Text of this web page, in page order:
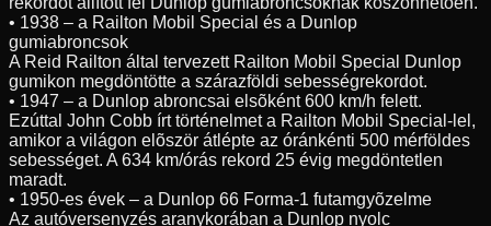
• 1938 – a Railton Mobil Special és a Dunlop
gumiabroncsok
A Reid Railton által tervezett Railton Mobil Special Dunlop
gumikon megdöntötte a szárazföldi sebességrekordot.
• 1947 – a Dunlop abroncsai elsõként 600 km/h felett.
Ezúttal John Cobb írt történelmet a Railton Mobil Special-lel,
amikor a világon elõször átlépte az óránkénti 500 mérföldes
sebességet. A 634 km/órás rekord 25 évig megdöntetlen
maradt.
• 1950-es évek – a Dunlop 66 Forma-1 futamgyõzelme
Az autóversenyzés aranykorában a Dunlop nyolc